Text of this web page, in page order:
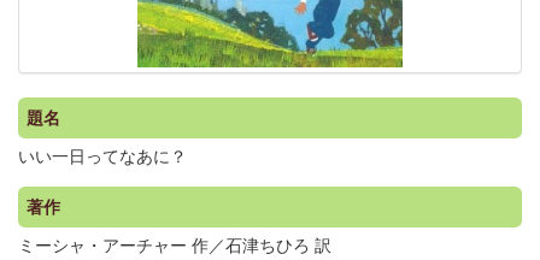
題名
いい一日ってなあに？
著作
ミーシャ・アーチャー 作／石津ちひろ 訳